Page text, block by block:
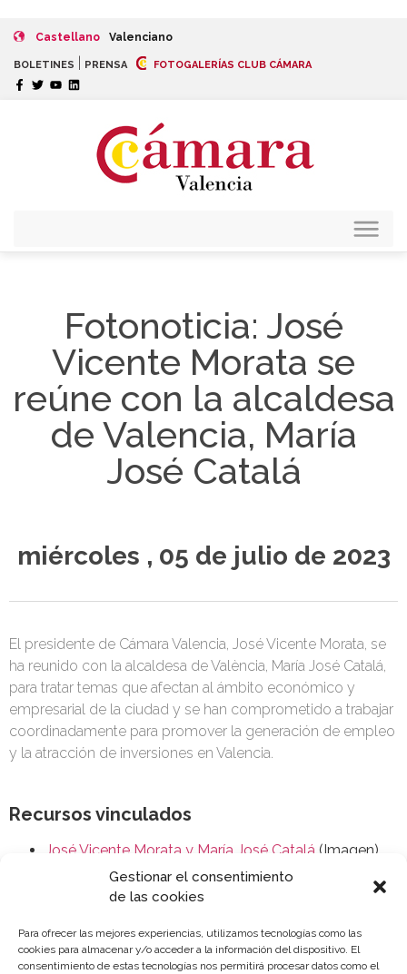
Gestionar el consentimiento
de las cookies
Para ofrecer las mejores experiencias, utilizamos tecnologías como las
cookies para almacenar y/o acceder a la información del dispositivo. El
consentimiento de estas tecnologías nos permitirá procesar datos como el
Castellano Valenciano
BOLETINES PRENSA FOTOGALERÍAS CLUB CÁMARA
Fotonoticia: José
Vicente Morata se
reúne con la alcaldesa
de Valencia, María
José Catalá
miércoles , 05 de julio de 2023
El presidente de Cámara Valencia, José Vicente Morata, se
ha reunido con la alcaldesa de València, María José Catalá,
para tratar temas que afectan al ámbito económico y
empresarial de la ciudad y se han comprometido a trabajar
coordinadamente para promover la generación de empleo
y la atracción de inversiones en Valencia.
Recursos vinculados
José Vicente Morata y María José Catalá (Imagen)